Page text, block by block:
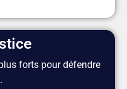
forts pour défendre